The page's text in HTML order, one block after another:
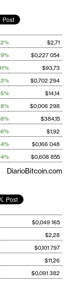
$2,71
$0,227 054
$93,73
$0,702 294
$14,14
$0,006 298
$384,15
$1,92
$0,166 048
$0,608 855
DiarioBitcoin.com
$0,049 165
$2,28
$0,101 797
$11,26
$0,091 382